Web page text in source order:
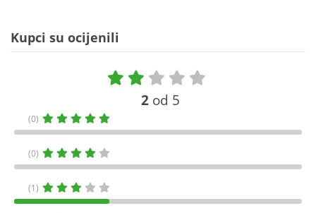
Kupci su ocijenili
2 od 5
(0)
(0)
(1)